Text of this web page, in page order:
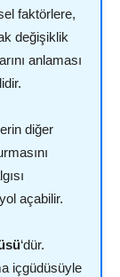
faktörlere,
değişiklik
anlaması
diğer
açabilir.
‘dür.
içgüdüsüyle